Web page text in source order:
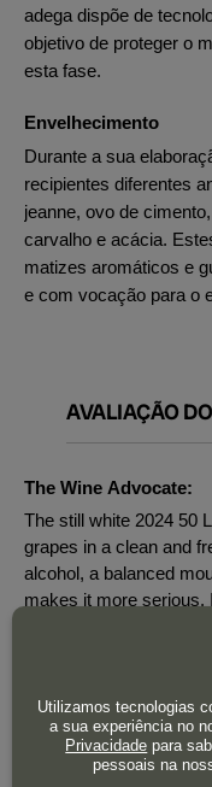
adega dispõe de
objetivo de proteger o
esta fase.
Envelhecimento
Durante a sua
recipientes diferentes
jeanne, ovo de
carvalho e acácia.
matizes aromáticos e
e com vocação para o
AVALIAÇÃO
The Wine Advocate:
The still white 2024 50
grapes in a clean and
alcohol, a balanced
makes it more serious.
barriques and
Utilizamos tecnologias
a sua experiência no
Privacidade para
pessoais na